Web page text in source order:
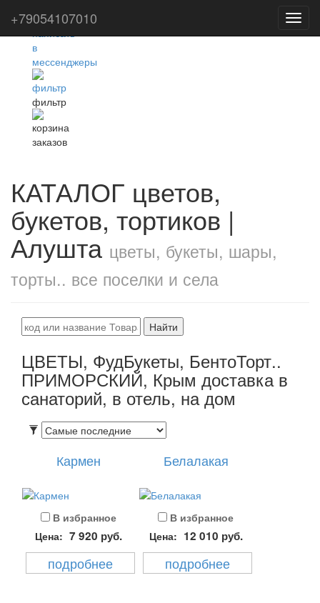
фильтр
КАТАЛОГ цветов,
букетов, тортиков |
Алушта цветы, букеты, шары,
торты.. все поселки и села
Найти
ЦВЕТЫ, ФудБукеты, БентоТорт..
ПРИМОРСКИЙ, Крым доставка в
санаторий, в отель, на дом
Кармен
В избранное
Цена: 7 920 руб.
подробнее
Белалакая
В избранное
Цена: 12 010 руб.
подробнее
+79054107010